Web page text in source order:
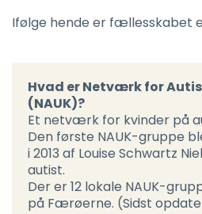
Ifølge hende er fællesskabet
Hvad er Netværk for
(NAUK)?
Et netværk for kvinder på
Den første NAUK-gruppe
i 2013 af Louise Schwartz
autist.
Der er 12 lokale NAUK-
på Færøerne. (Sidst